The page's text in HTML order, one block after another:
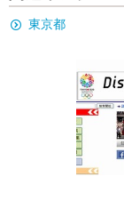
東京都